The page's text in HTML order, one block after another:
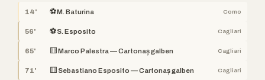
14' ⚽M. Baturina Como
56' ⚽S. Esposito Cagliari
65' 🟨 Marco Palestra — Cartonaș galben Cagliari
71' 🟨 Sebastiano Esposito — Cartonaș galben Cagliari